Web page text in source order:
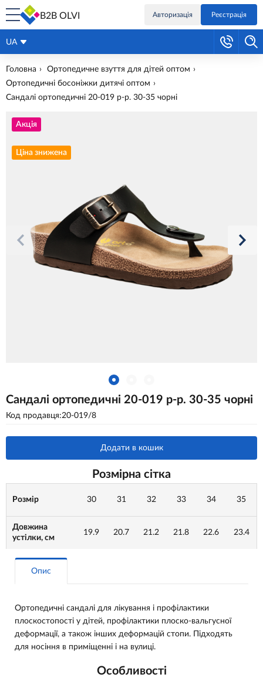
B2B OLVI Авторизація Реєстрація
UA
Головна
Ортопедичне взуття для дітей оптом
Ортопедичні босоніжки дитячі оптом
Сандалі ортопедичні 20-019 р-р. 30-35 чорні
Акція
Ціна знижена
Сандалі ортопедичні 20-019 р-р. 30-35 чорні
Код продавця:20-019/8
Додати в кошик
Розмірна сітка
Розмір 30 31 32 33 34 35
Довжина
устілки, см
19.9 20.7 21.2 21.8 22.6 23.4
Опис
Ортопедичні сандалі для лікування і профілактики
плоскостопості у дітей, профілактики плоско-вальгусної
деформації, а також інших деформацій стопи. Підходять
для носіння в приміщенні і на вулиці.
Особливості